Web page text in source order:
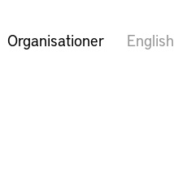
Organisationer English